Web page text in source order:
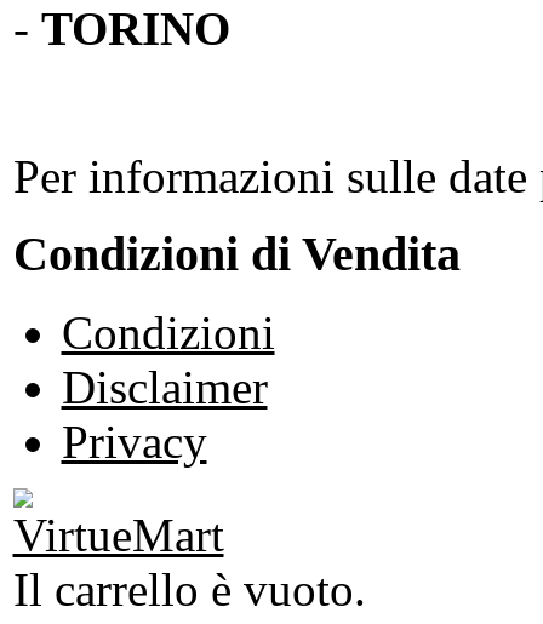
- TORINO
Per informazioni sulle
Condizioni di Vendita
Condizioni
Disclaimer
Privacy
Il carrello è vuoto.